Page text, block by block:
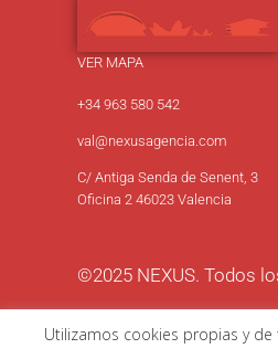
VER MAPA
+34 963 580 542
val@nexusagencia.com
C/ Antiga Senda de Senent, 3
Oficina 2 46023 Valencia
©2025 NEXUS. Todos
AVISO LEGAL|POLÍTICA
Utilizamos cookies propias y